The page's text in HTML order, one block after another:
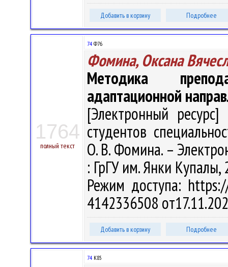
Добавить в корзину Подробнее
1764
полный текст
74 Ф76
Фомина, Оксана
Методика
адаптационной
[Электронный
студентов
О. В. Фомина. –
: ГрГУ им. Янки Купалы,
Режим доступа:
4142336508
Добавить в корзину Подробнее
74 К85